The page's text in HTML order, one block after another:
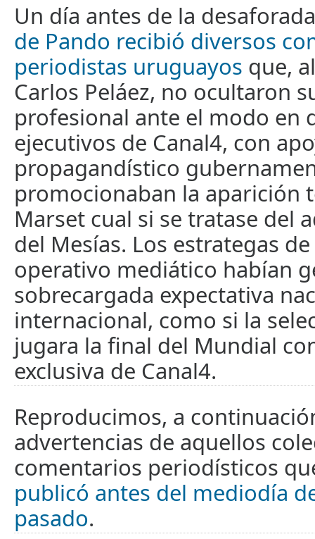
Un día antes de la
de Pando recibió diversos
periodistas uruguayos que,
Carlos Peláez, no ocultaron
profesional ante el modo en
ejecutivos de Canal4, con
propagandístico
promocionaban la aparición
Marset cual si se tratase del
del Mesías. Los estrategas
operativo mediático habían
sobrecargada expectativa
internacional, como si la
jugara la final del Mundial
exclusiva de Canal4.
Reproducimos, a
advertencias de aquellos
comentarios periodísticos
publicó antes del mediodía
pasado.